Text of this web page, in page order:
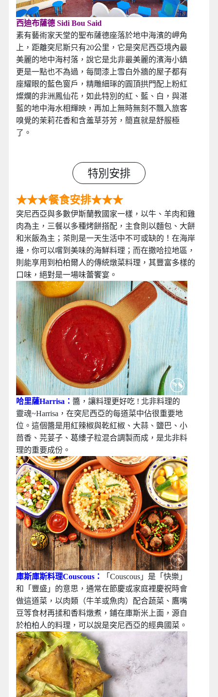
西迪布薩德 Sidi Bou Said
素有藝術家天堂的聖布薩德座落於地中海濱的岬角
上，距離突尼斯只有20公里，它是突尼西亞境內最
美麗的地中海村落，說它是北非最美麗的濱海小鎮
更是一點也不為過，每間漆上雪白外牆的屋子都有
座耀眼的藍色窗戶，精雕細琢的圓頂拱門配上粉紅
燦爛的非洲鳳仙花，如此特別的紅、藍、白，與湛
藍的地中海水相輝映，再加上無時無刻不飄入旅客
嗅覺的茉莉花香和含羞草芬芳，簡直就是舒服極
了。
特別安排
★★★餐食安排★★★
突尼西亞與多數伊斯蘭教國家一樣，以牛、羊肉和雞
肉為主，三餐以多種烤餅搭配，主食則以麵包、大餅
和米飯為主；茶則是一天生活中不可或缺的！在海岸
邊，你可以嚐到美味的海鮮料理；而在撒哈拉地區，
則能享用到柏柏爾人的傳統燉菜料理，其豐富多樣的
口味，絕對是一場味蕾饗宴。
哈里薩Harrisa： 醬，讓料理更好吃 ! 北非料理的
靈魂~Harrisa，在突尼西亞的每道菜中佔很重要地
位。這個醬是用紅辣椒與乾紅椒、大蒜、鹽巴、小
茴香、芫荽子、葛縷子粒混合調製而成，是北非料
理的重要成份。
庫斯庫斯料理Couscous：
「Couscous」是「快樂」
和「豐盛」的意思，通常在節慶或家庭裡慶祝時會
做這道菜，以肉類（牛羊或魚肉）配合蔬菜、鷹嘴
豆等食材再揉和香料燉煮，鋪在庫斯米上面，源自
於柏柏人的料理，可以說是突尼西亞的經典國菜。